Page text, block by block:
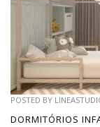
POSTED BY
DORMITÓRIOS